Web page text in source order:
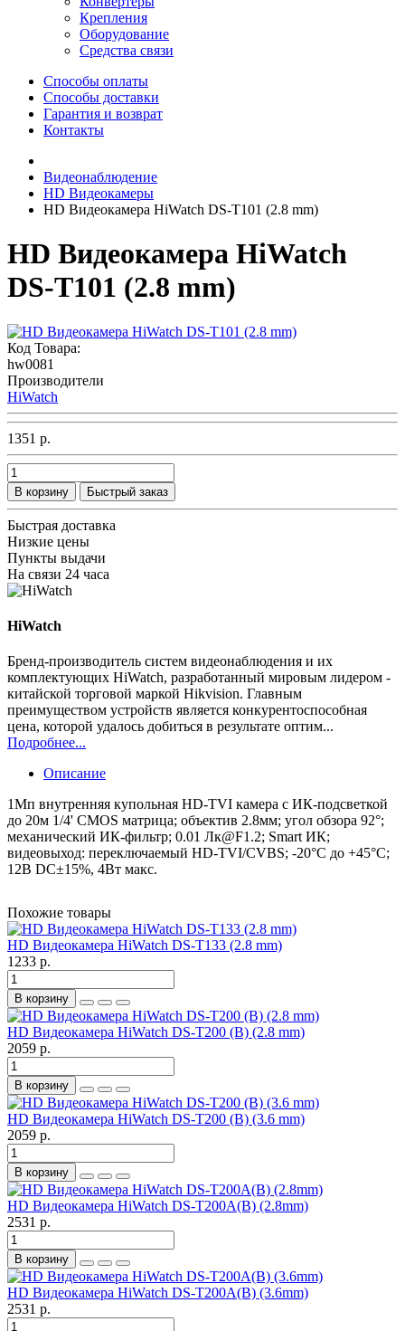
Крепления
Оборудование
Средства связи
Способы оплаты
Способы доставки
Гарантия и возврат
Контакты
Видеонаблюдение
HD Видеокамеры
HD Видеокамера HiWatch DS-T101 (2.8 mm)
HD Видеокамера HiWatch
DS-T101 (2.8 mm)
Код Товара:
hw0081
Производители
HiWatch
1351 р.
В корзину Быстрый заказ
Быстрая доставка
Низкие цены
Пункты выдачи
На связи 24 часа
HiWatch
Бренд-производитель систем видеонаблюдения и их
комплектующих HiWatch, разработанный мировым лидером -
китайской торговой маркой Hikvision. Главным
преимуществом устройств является конкурентоспособная
цена, которой удалось добиться в результате оптим...
Подробнее...
Описание
1Мп внутренняя купольная HD-TVI камера с ИК-подсветкой
до 20м 1/4' CMOS матрица; объектив 2.8мм; угол обзора 92°;
механический ИК-фильтр; 0.01 Лк@F1.2; Smart ИК;
видеовыход: переключаемый HD-TVI/CVBS; -20°С до +45°С;
12В DC±15%, 4Вт макс.
Похожие товары
HD Видеокамера HiWatch DS-T133 (2.8 mm)
1233 р.
В корзину
HD Видеокамера HiWatch DS-T200 (B) (2.8 mm)
2059 р.
В корзину
HD Видеокамера HiWatch DS-T200 (B) (3.6 mm)
2059 р.
В корзину
HD Видеокамера HiWatch DS-T200A(B) (2.8mm)
2531 р.
В корзину
HD Видеокамера HiWatch DS-T200A(B) (3.6mm)
2531 р.